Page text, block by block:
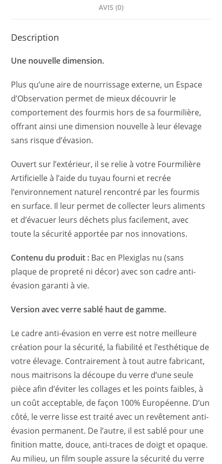
AVIS (0)
Description
Une nouvelle dimension.
Plus qu’une aire de nourrissage externe, un Espace
d’Observation permet de mieux découvrir le
comportement des fourmis hors de sa fourmilière,
offrant ainsi une dimension nouvelle à leur élevage
sans risque d’évasion.
Ouvert sur l’extérieur, il se relie à votre Fourmilière
Artificielle à l’aide du tuyau fourni et recrée
l’environnement naturel rencontré par les fourmis
en surface. Il leur permet de collecter leurs aliments
et d’évacuer leurs déchets plus facilement, avec
toute la sécurité apportée par nos innovations.
Contenu du produit : Bac en Plexiglas nu (sans
plaque de propreté ni décor) avec son cadre anti-
évasion garanti à vie.
Version avec verre sablé haut de gamme.
Le cadre anti-évasion en verre est notre meilleure
création pour la sécurité, la fiabilité et l’esthétique de
votre élevage. Contrairement à tout autre fabricant,
nous maitrisons la découpe du verre d’une seule
pièce afin d’éviter les collages et les points faibles, à
un coût acceptable, de façon 100% Européenne. D’un
côté, le verre lisse est traité avec un revêtement anti-
évasion permanent. De l’autre, il est sablé pour une
finition matte, douce, anti-traces de doigt et opaque.
Au milieu, un film souple assure la sécurité du verre